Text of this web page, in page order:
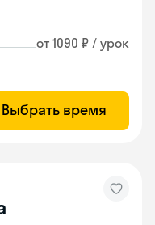
от 1090 ₽ / урок
Выбрать время